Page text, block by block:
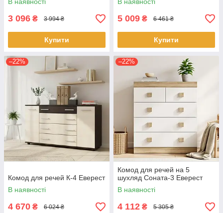
3 096 ₴ 3 994 ₴
Купити
5 009 ₴ 6 461 ₴
Купити
–22%
Комод для речей К-4 Еверест
В наявності
4 670 ₴ 6 024 ₴
–22%
Комод для речей на 5
шухляд Соната-3 Еверест
В наявності
4 112 ₴ 5 305 ₴